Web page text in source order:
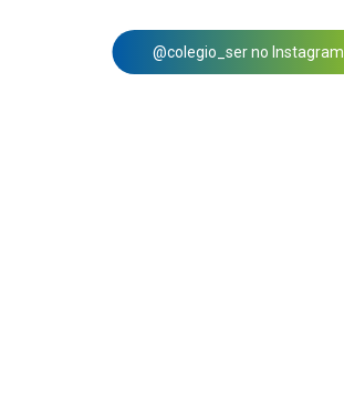
@colegio_ser no Instagram